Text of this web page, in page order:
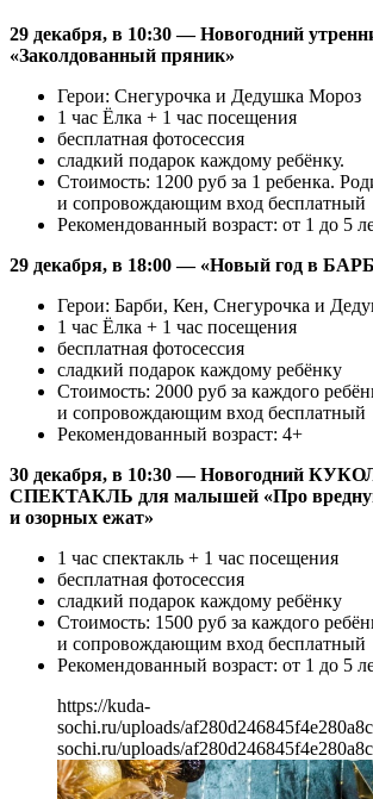
29 декабря, в 10:30 — Новогодний
«Заколдованный пряник»
Герои: Снегурочка и Дедушка Мороз
1 час Ёлка + 1 час посещения
бесплатная фотосессия
сладкий подарок каждому ребёнку.
Стоимость: 1200 руб за 1 ребенка.
и сопровождающим вход бесплатный
Рекомендованный возраст: от 1 до 5
29 декабря, в 18:00 — «Новый год в
Герои: Барби, Кен, Снегурочка и
1 час Ёлка + 1 час посещения
бесплатная фотосессия
сладкий подарок каждому ребёнку
Стоимость: 2000 руб за каждого
и сопровождающим вход бесплатный
Рекомендованный возраст: 4+
30 декабря, в 10:30 — Новогодний
СПЕКТАКЛЬ для малышей «Про
и озорных ежат»
1 час спектакль + 1 час посещения
бесплатная фотосессия
сладкий подарок каждому ребёнку
Стоимость: 1500 руб за каждого
и сопровождающим вход бесплатный
Рекомендованный возраст: от 1 до 5
https://kuda-
sochi.ru/uploads/
sochi.ru/uploads/